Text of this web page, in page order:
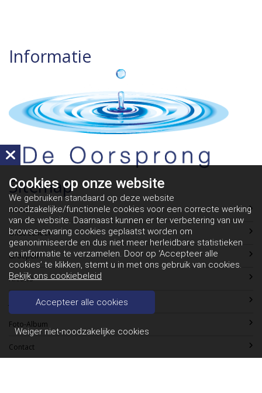
Informatie
Sitemap
Home
Onze School
Groepen
Nieuws
Jaarkalender
Foto-Album
Contact
Cookies op onze website
We gebruiken standaard op deze website
noodzakelijke/functionele cookies voor een correcte werking
van de website. Daarnaast kunnen er ter verbetering van uw
browse-ervaring cookies geplaatst worden om
geanonimiseerde en dus niet meer herleidbare statistieken
en informatie te verzamelen. Door op ‘Accepteer alle
cookies’ te klikken, stemt u in met ons gebruik van cookies.
Bekijk ons cookiebeleid
Accepteer alle cookies
Weiger niet-noodzakelijke cookies